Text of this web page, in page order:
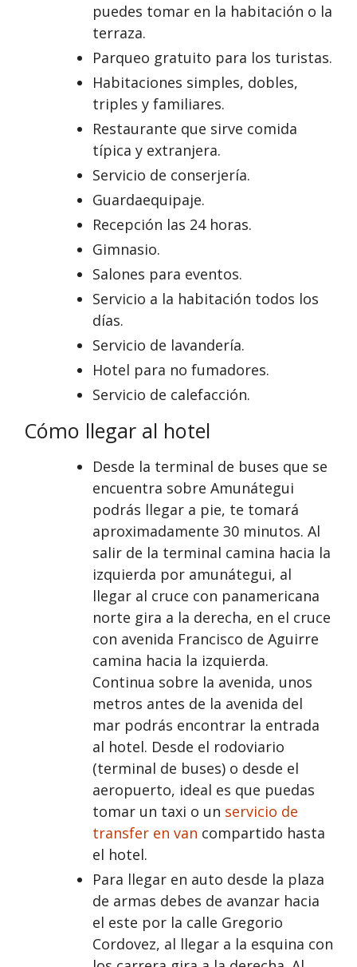
puedes tomar en la habitación o la
terraza.
Parqueo gratuito para los turistas.
Habitaciones simples, dobles,
triples y familiares.
Restaurante que sirve comida
típica y extranjera.
Servicio de conserjería.
Guardaequipaje.
Recepción las 24 horas.
Gimnasio.
Salones para eventos.
Servicio a la habitación todos los
días.
Servicio de lavandería.
Hotel para no fumadores.
Servicio de calefacción.
Cómo llegar al hotel
Desde la terminal de buses que se
encuentra sobre Amunátegui
podrás llegar a pie, te tomará
aproximadamente 30 minutos. Al
salir de la terminal camina hacia la
izquierda por amunátegui, al
llegar al cruce con panamericana
norte gira a la derecha, en el cruce
con avenida Francisco de Aguirre
camina hacia la izquierda.
Continua sobre la avenida, unos
metros antes de la avenida del
mar podrás encontrar la entrada
al hotel. Desde el rodoviario
(terminal de buses) o desde el
aeropuerto, ideal es que puedas
tomar un taxi o un servicio de
transfer en van compartido hasta
el hotel.
Para llegar en auto desde la plaza
de armas debes de avanzar hacia
el este por la calle Gregorio
Cordovez, al llegar a la esquina con